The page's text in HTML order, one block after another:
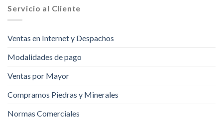
Servicio al Cliente
Ventas en Internet y Despachos
Modalidades de pago
Ventas por Mayor
Compramos Piedras y Minerales
Normas Comerciales